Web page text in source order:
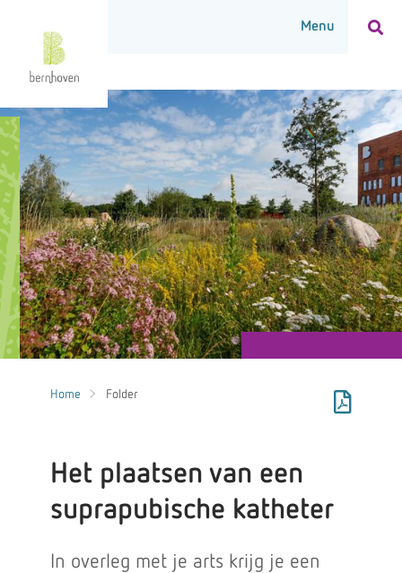
Home Folder
Het plaatsen van een
suprapubische katheter
In overleg met je arts krijg je een